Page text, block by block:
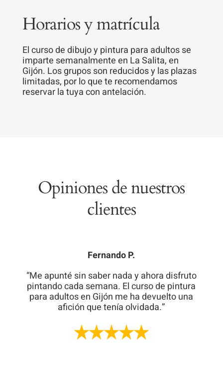
Horarios y matrícula
El curso de dibujo y pintura para adultos se
imparte semanalmente en La Salita, en
Gijón. Los grupos son reducidos y las plazas
limitadas, por lo que te recomendamos
reservar la tuya con antelación.
Opiniones de nuestros
clientes
Fernando P.
“Me apunté sin saber nada y ahora disfruto
pintando cada semana. El curso de pintura
para adultos en Gijón me ha devuelto una
afición que tenía olvidada.”